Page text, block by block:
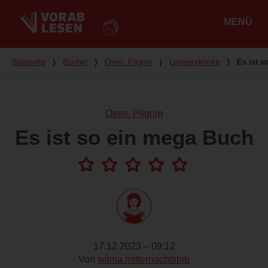
MENÜ
Du bist hier
Startseite ❭ Bücher ❭ Oxen. Pilgrim ❭ Leseeindrücke ❭ Es ist
Oxen. Pilgrim
Es ist so ein mega Buch
17.12.2023 – 09:12
Von wilma.mitternachtsbib